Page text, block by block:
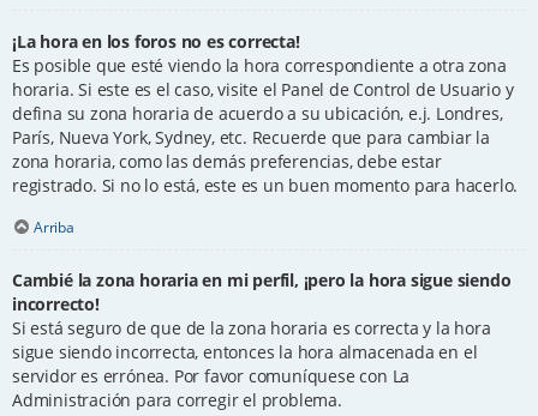
¡La hora en los foros no es correcta!
Es posible que esté viendo la hora correspondiente a otra zona
horaria. Si este es el caso, visite el Panel de Control de Usuario y
defina su zona horaria de acuerdo a su ubicación, e.j. Londres,
París, Nueva York, Sydney, etc. Recuerde que para cambiar la
zona horaria, como las demás preferencias, debe estar
registrado. Si no lo está, este es un buen momento para hacerlo.
Arriba
Cambié la zona horaria en mi perfil, ¡pero la hora sigue siendo
incorrecto!
Si está seguro de que de la zona horaria es correcta y la hora
sigue siendo incorrecta, entonces la hora almacenada en el
servidor es errónea. Por favor comuníquese con La
Administración para corregir el problema.